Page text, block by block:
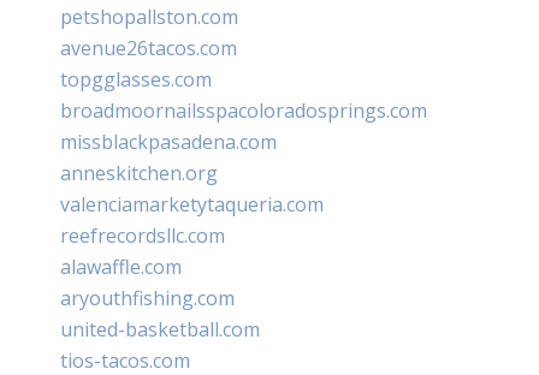
petshopallston.com
avenue26tacos.com
topgglasses.com
broadmoornailsspacoloradosprings.com
missblackpasadena.com
anneskitchen.org
valenciamarketytaqueria.com
reefrecordsllc.com
alawaffle.com
aryouthfishing.com
united-basketball.com
tios-tacos.com